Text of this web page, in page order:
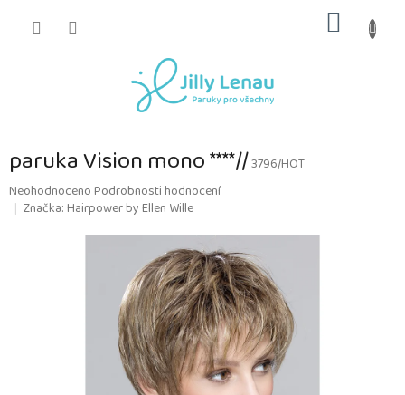
KOŠÍK
paruka Vision mono ****//3796/HOT
Průměrné
hodnocení
NeohodnocenoPodrobnosti hodnocení
Značka:Hairpower by Ellen Wille